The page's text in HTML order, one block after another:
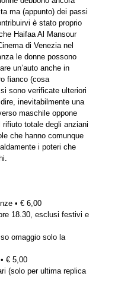
ma (appunto) dei passi
è stato proprio
Haifaa Al Mansour
di Venezia nel
le donne possono
un’auto anche in
fianco (cosa
sono verificate ulteriori
inevitabilmente una
maschile oppone
totale degli anziani
che hanno comunque
i poteri che
• € 6,00
18.30, esclusi festivi e
omaggio solo la
€ 5,00
(solo per ultima replica